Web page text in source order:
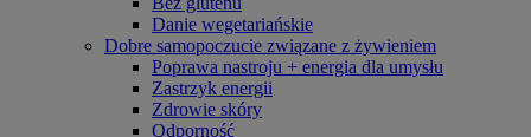
Danie wegetariańskie
Dobre samopoczucie związane z żywieniem
Poprawa nastroju + energia dla umysłu
Zastrzyk energii
Zdrowie skóry
Odporność